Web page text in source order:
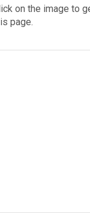
on the image to
page.